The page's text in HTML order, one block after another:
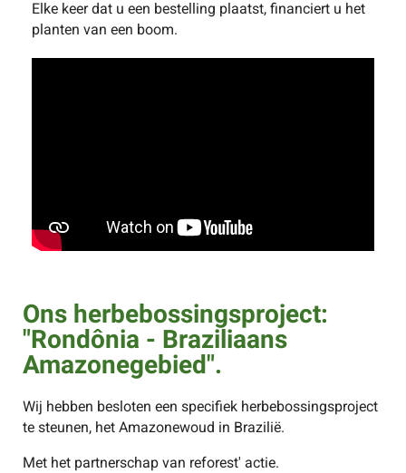
Elke keer dat u een bestelling plaatst, financiert u het
planten van een boom.
Ons herbebossingsproject:
"Rondônia - Braziliaans
Amazonegebied".
Wij hebben besloten een specifiek herbebossingsproject
te steunen, het Amazonewoud in Brazilië.
Met het partnerschap van reforest' actie.